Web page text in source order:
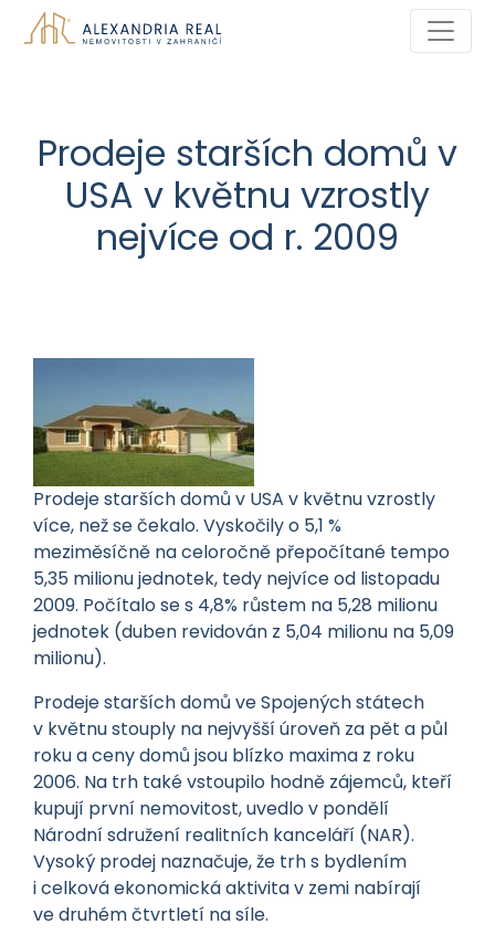
Prodeje starších domů v
USA v květnu vzrostly
nejvíce od r. 2009
Prodeje starších domů v USA v květnu vzrostly
více, než se čekalo. Vyskočily o 5,1 %
meziměsíčně na celoročně přepočítané tempo
5,35 milionu jednotek, tedy nejvíce od listopadu
2009. Počítalo se s 4,8% růstem na 5,28 milionu
jednotek (duben revidován z 5,04 milionu na 5,09
milionu).
Prodeje starších domů ve Spojených státech
v květnu stouply na nejvyšší úroveň za pět a půl
roku a ceny domů jsou blízko maxima z roku
2006. Na trh také vstoupilo hodně zájemců, kteří
kupují první nemovitost, uvedlo v pondělí
Národní sdružení realitních kanceláří (NAR).
Vysoký prodej naznačuje, že trh s bydlením
i celková ekonomická aktivita v zemi nabírají
ve druhém čtvrtletí na síle.